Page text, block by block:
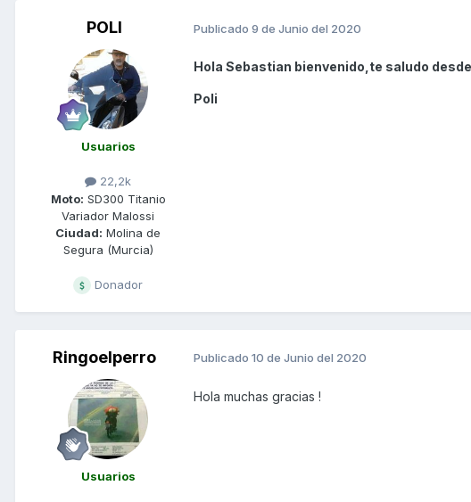
POLI
Usuarios
22,2k
Moto: SD300 Titanio
Variador Malossi
Ciudad: Molina de
Segura (Murcia)
Donador
Publicado 9 de Junio del 2020
Hola Sebastian bienvenido,te saludo
Poli
Ringoelperro
Usuarios
Publicado 10 de Junio del 2020
Hola muchas gracias !